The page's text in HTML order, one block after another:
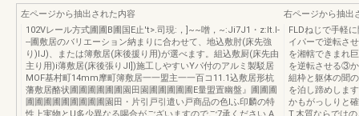
左ページから抽出された内容
102Vレール方式圃圃B圃国E止't>.司現:，]~~噌，~:Ji7J1・z:lt.l-
--圃敷居のバリエーション納まりに合わせて、地込敷肘(床先強
り)IJ)、または簿敷居(床後援り用)が選べます。組込敷厨(床先由
主り用)i薄敷居(床後張りJI])施工しやすいYパ付のアルミ製駁居
MOF基村町14mm摩町簿敷居一一盟主一一百コ11.1込敷居形杭
藩敷居酪状圃圃圃圃圃圃園田園圃圃圃圃圃E量盟置幽盤』圃圃圃
圃圃圃圃圃圃圃圃圃園田・片引戸引遣い戸商品の色lふ印麟の特
右ページから抽出
FLDねじで手軽
イパーで逆転さ
を湘轄できまれ
を逆転させる③
組枠と躯体の聞
を泊し蹄めしま
かもがっしりと